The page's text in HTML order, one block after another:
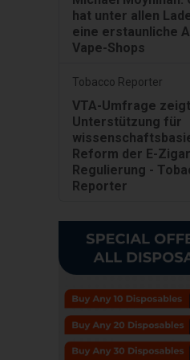
hat unter allen
eine erstaunliche
Vape-Shops
Tobacco Reporter
VTA-Umfrage zeigt
Unterstützung für
Reform der E-
Regulierung -
Reporter